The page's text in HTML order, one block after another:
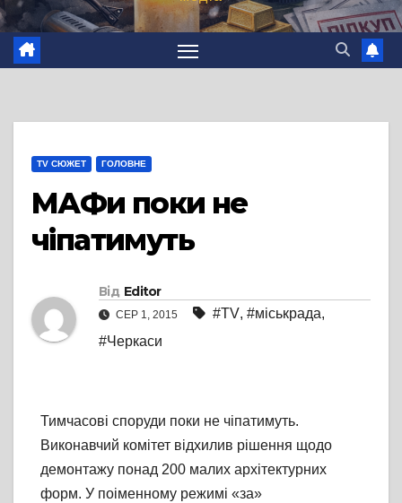
TV СЮЖЕТ ГОЛОВНЕ
МАФи поки не
чіпатимуть
Від Editor
СЕР 1, 2015 #TV, #міськрада,
#Черкаси
Тимчасові споруди поки не чіпатимуть.
Виконавчий комітет відхилив рішення щодо
демонтажу понад 200 малих архітектурних
форм. У поіменному режимі «за»